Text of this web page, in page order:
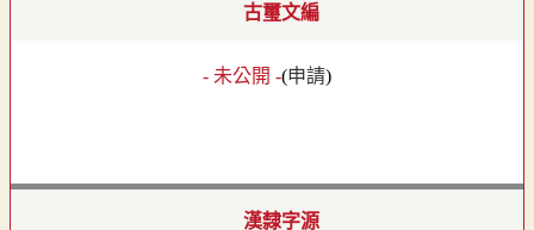
古璽文編
- 未公開 -(申請)
漢隸字源